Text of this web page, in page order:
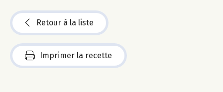
Retour à la liste
Imprimer la recette